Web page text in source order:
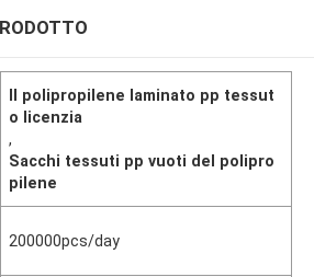
Il polipropilene laminato pp tessut
o licenzia
,
Sacchi tessuti pp vuoti del polipro
pilene
200000pcs/day